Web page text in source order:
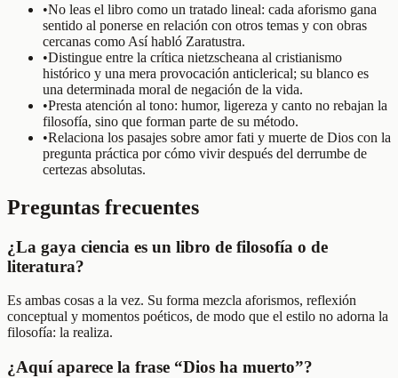
•No leas el libro como un tratado lineal: cada aforismo gana
sentido al ponerse en relación con otros temas y con obras
cercanas como Así habló Zaratustra.
•Distingue entre la crítica nietzscheana al cristianismo
histórico y una mera provocación anticlerical; su blanco es
una determinada moral de negación de la vida.
•Presta atención al tono: humor, ligereza y canto no rebajan la
filosofía, sino que forman parte de su método.
•Relaciona los pasajes sobre amor fati y muerte de Dios con la
pregunta práctica por cómo vivir después del derrumbe de
certezas absolutas.
Preguntas frecuentes
¿La gaya ciencia es un libro de filosofía o de
literatura?
Es ambas cosas a la vez. Su forma mezcla aforismos, reflexión
conceptual y momentos poéticos, de modo que el estilo no adorna la
filosofía: la realiza.
¿Aquí aparece la frase “Dios ha muerto”?